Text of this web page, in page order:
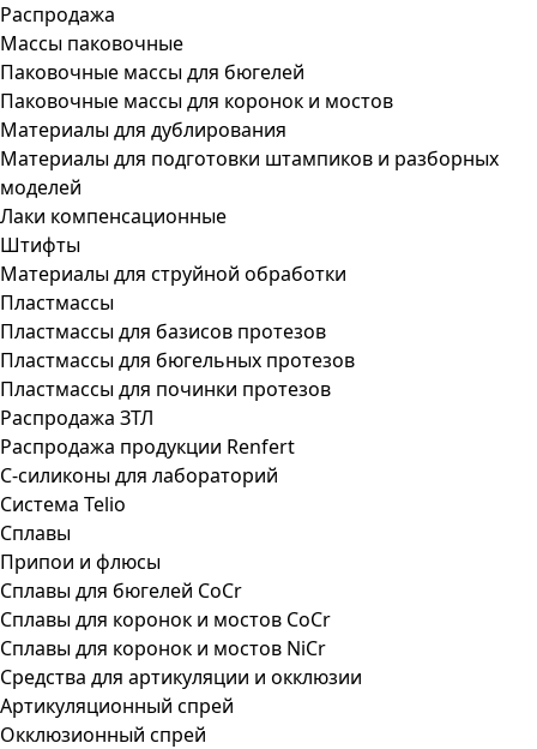
Распродажа
Массы паковочные
Паковочные массы для бюгелей
Паковочные массы для коронок и мостов
Материалы для дублирования
Материалы для подготовки штампиков и разборных
моделей
Лаки компенсационные
Штифты
Материалы для струйной обработки
Пластмассы
Пластмассы для базисов протезов
Пластмассы для бюгельных протезов
Пластмассы для починки протезов
Распродажа ЗТЛ
Распродажа продукции Renfert
С-силиконы для лабораторий
Система Telio
Сплавы
Припои и флюсы
Сплавы для бюгелей CoCr
Сплавы для коронок и мостов CoCr
Сплавы для коронок и мостов NiCr
Средства для артикуляции и окклюзии
Артикуляционный спрей
Окклюзионный спрей